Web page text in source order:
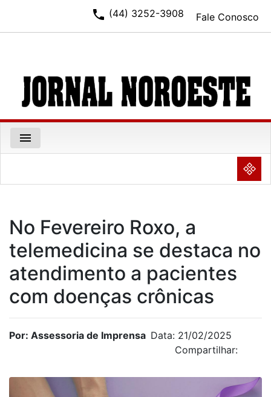
Fale Conosco
phone (44) 3252-3908
menu
NULL
No Fevereiro Roxo, a
telemedicina se destaca no
atendimento a pacientes
com doenças crônicas
Por: Assessoria de Imprensa Data: 21/02/2025
Compartilhar: